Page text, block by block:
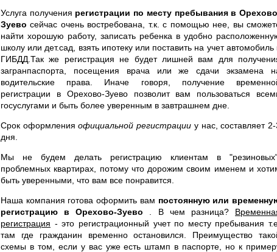
Услуга получения регистрации по месту пребывания в
Зуевосейчас очень востребована, т.к. с помощью нее, вы
найти хорошую работу, записать ребенка в удобно
школу или дет.сад, взять ипотеку или поставить на учет автомобиль
ГИБДД.Так же регистрация не будет лишней вам для
загранпаспорта, посещения врача или же сдачи экзамена
водительские права. Иначе говоря, получение
регистрации в Орехово-Зуево позволит вам пользоваться
госуслугами и быть более уверенным в завтрашнем дне.
Срок оформленияофициальной регистрации у нас, составляет 2-
дня.
Мы не будем делать регистрацию клиентам в
проблемных квартирах, потому что дорожим своим именем и
быть уверенными, что вам все понравится.
Наша компания готова оформить вам постоянную или
регистрацию в Орехово-Зуево
. В чем разница?
регистрация - это регистрационный учет по месту пребывания
там где гражданин временно остановился. Преимущество
схемы в том, если у вас уже есть штамп в паспорте, но к